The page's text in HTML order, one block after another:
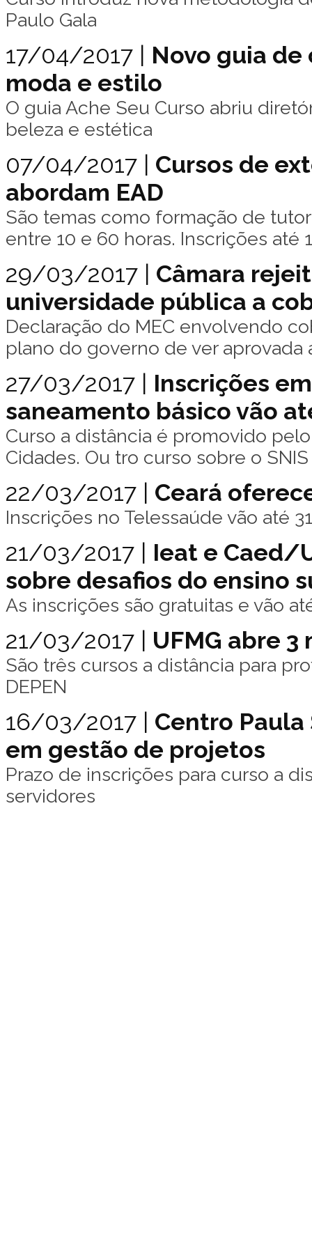
Paulo Gala
17/04/2017 | Novo guia de
moda e estilo
O guia Ache Seu Curso abriu
beleza e estética
07/04/2017 | Cursos de
abordam EAD
São temas como formação de
entre 10 e 60 horas. Inscrições até
29/03/2017 | Câmara
universidade pública a
Declaração do MEC envolvendo
plano do governo de ver aprovada
27/03/2017 | Inscrições
saneamento básico vão
Curso a distância é promovido
Cidades. Ou tro curso sobre o
22/03/2017 | Ceará
Inscrições no Telessaúde vão até
21/03/2017 | Ieat e Caed/
sobre desafios do ensino
As inscrições são gratuitas e vão
21/03/2017 | UFMG abre
São três cursos a distância para
DEPEN
16/03/2017 | Centro Paula
em gestão de projetos
Prazo de inscrições para curso a
servidores